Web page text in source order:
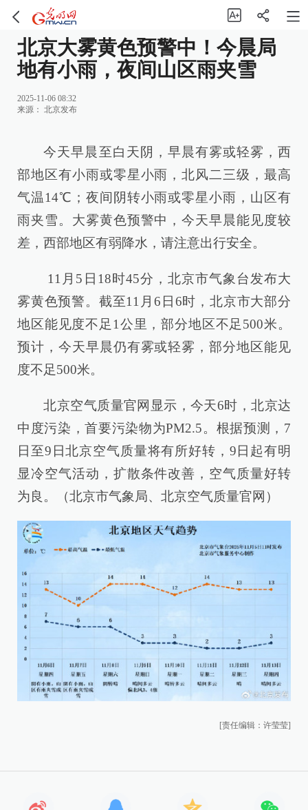
北京大雾黄色预警中！今晨局
地有小雨，夜间山区雨夹雪
2025-11-06 08:32
来源： 北京发布
今天早晨至白天阴，早晨有雾或轻雾，西
部地区有小雨或零星小雨，北风二三级，最高
气温14℃；夜间阴转小雨或零星小雨，山区有
雨夹雪。大雾黄色预警中，今天早晨能见度较
差，西部地区有弱降水，请注意出行安全。
11月5日18时45分，北京市气象台发布大
雾黄色预警。截至11月6日6时，北京市大部分
地区能见度不足1公里，部分地区不足500米。
预计，今天早晨仍有雾或轻雾，部分地区能见
度不足500米。
北京空气质量官网显示，今天6时，北京达
中度污染，首要污染物为PM2.5。根据预测，7
日至9日北京空气质量将有所好转，9日起有明
显冷空气活动，扩散条件改善，空气质量好转
为良。（北京市气象局、北京空气质量官网）
[责任编辑：许莹莹]